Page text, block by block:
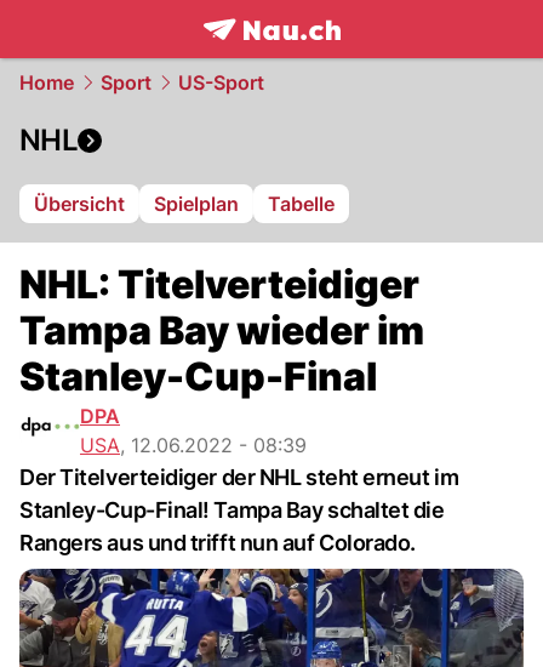
frontpage.NAU.ch
Home Sport US-Sport
NHL
Übersicht Spielplan Tabelle
NHL: Titelverteidiger
Tampa Bay wieder im
Stanley-Cup-Final
DPA
USA, 12.06.2022 - 08:39
Der Titelverteidiger der NHL steht erneut im
Stanley-Cup-Final! Tampa Bay schaltet die
Rangers aus und trifft nun auf Colorado.